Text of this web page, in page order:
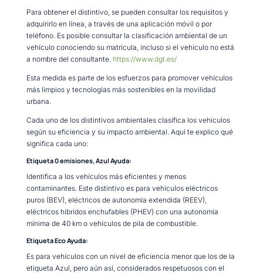
Para obtener el distintivo, se pueden consultar los requisitos y
adquirirlo en línea, a través de una aplicación móvil o por
teléfono. Es posible consultar la clasificación ambiental de un
vehículo conociendo su matrícula, incluso si el vehículo no está
a nombre del consultante. https://www.dgt.es/
Esta medida es parte de los esfuerzos para promover vehículos
más limpios y tecnologías más sostenibles en la movilidad
urbana.
Cada uno de los distintivos ambientales clasifica los vehículos
según su eficiencia y su impacto ambiental. Aquí te explico qué
significa cada uno:
Etiqueta 0 emisiones, Azul Ayuda:
Identifica a los vehículos más eficientes y menos
contaminantes. Este distintivo es para vehículos eléctricos
puros (BEV), eléctricos de autonomía extendida (REEV),
eléctricos híbridos enchufables (PHEV) con una autonomía
mínima de 40 km o vehículos de pila de combustible.
Etiqueta Eco Ayuda:
Es para vehículos con un nivel de eficiencia menor que los de la
etiqueta Azul, pero aún así, considerados respetuosos con el